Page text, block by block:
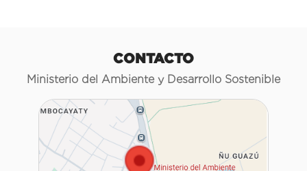
CONTACTO
Ministerio del Ambiente y Desarrollo Sostenible